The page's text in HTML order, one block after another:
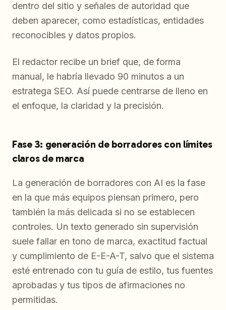
dentro del sitio y señales de autoridad que
deben aparecer, como estadísticas, entidades
reconocibles y datos propios.
El redactor recibe un brief que, de forma
manual, le habría llevado 90 minutos a un
estratega SEO. Así puede centrarse de lleno en
el enfoque, la claridad y la precisión.
Fase 3: generación de borradores con límites
claros de marca
La generación de borradores con AI es la fase
en la que más equipos piensan primero, pero
también la más delicada si no se establecen
controles. Un texto generado sin supervisión
suele fallar en tono de marca, exactitud factual
y cumplimiento de E-E-A-T, salvo que el sistema
esté entrenado con tu guía de estilo, tus fuentes
aprobadas y tus tipos de afirmaciones no
permitidas.